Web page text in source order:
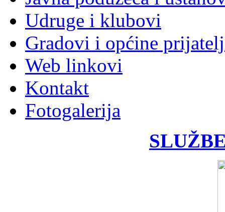
Udruge i klubovi
Gradovi i općine
Web linkovi
Kontakt
Fotogalerija